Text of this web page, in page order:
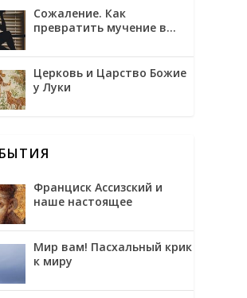
Скорсезе
Сожаление. Как
превратить мучение в
Церковь и Царство Божие
у Луки
Франциск Ассизский и
наше настоящее
Мир вам! Пасхальный крик
к миру